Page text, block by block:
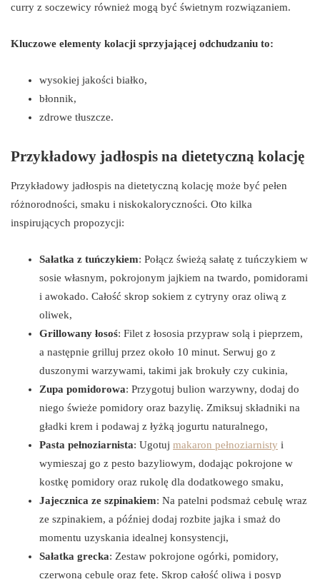
curry z soczewicy również mogą być świetnym rozwiązaniem.
Kluczowe elementy kolacji sprzyjającej odchudzaniu to:
wysokiej jakości białko,
błonnik,
zdrowe tłuszcze.
Przykładowy jadłospis na dietetyczną kolację
Przykładowy jadłospis na dietetyczną kolację może być pełen
różnorodności, smaku i niskokaloryczności. Oto kilka
inspirujących propozycji:
Sałatka z tuńczykiem: Połącz świeżą sałatę z tuńczykiem w
sosie własnym, pokrojonym jajkiem na twardo, pomidorami
i awokado. Całość skrop sokiem z cytryny oraz oliwą z
oliwek,
Grillowany łosoś: Filet z łososia przypraw solą i pieprzem,
a następnie grilluj przez około 10 minut. Serwuj go z
duszonymi warzywami, takimi jak brokuły czy cukinia,
Zupa pomidorowa: Przygotuj bulion warzywny, dodaj do
niego świeże pomidory oraz bazylię. Zmiksuj składniki na
gładki krem i podawaj z łyżką jogurtu naturalnego,
Pasta pełnoziarnista: Ugotuj makaron pełnoziarnisty i
wymieszaj go z pesto bazyliowym, dodając pokrojone w
kostkę pomidory oraz rukolę dla dodatkowego smaku,
Jajecznica ze szpinakiem: Na patelni podsmaż cebulę wraz
ze szpinakiem, a później dodaj rozbite jajka i smaż do
momentu uzyskania idealnej konsystencji,
Sałatka grecka: Zestaw pokrojone ogórki, pomidory,
czerwoną cebulę oraz fetę. Skrop całość oliwą i posyp